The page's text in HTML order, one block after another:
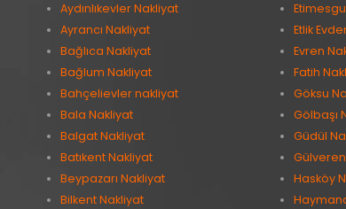
Aydınlıkevler Nakliyat
Ayrancı Nakliyat
Bağlıca Nakliyat
Bağlum Nakliyat
Bahçelievler nakliyat
Bala Nakliyat
Balgat Nakliyat
Batıkent Nakliyat
Beypazarı Nakliyat
Bilkent Nakliyat
Etlik
Evren
Fatih
Göksu
Gölbaşı
Güdül
Hasköy